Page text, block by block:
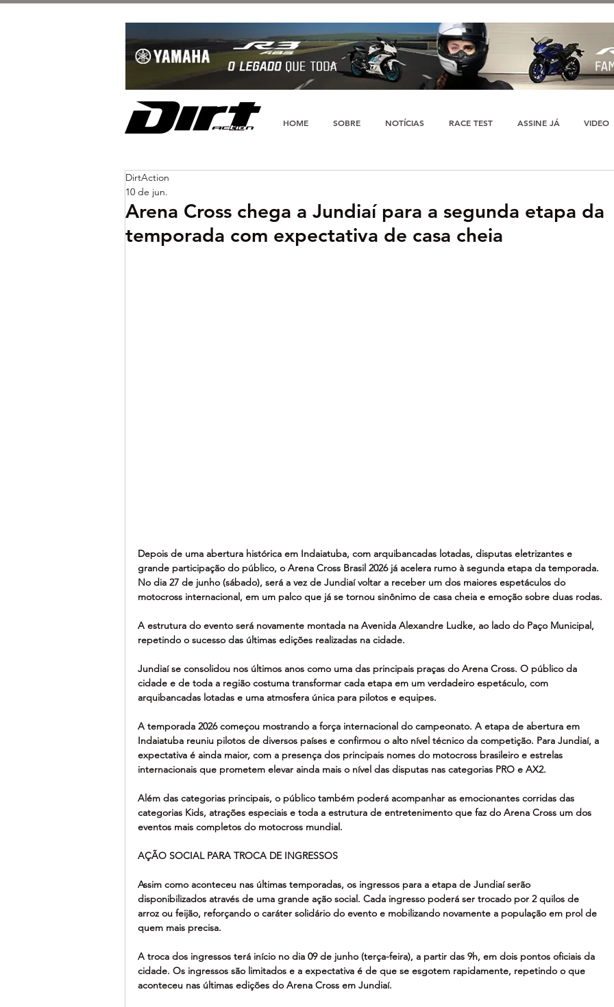
HOME SOBRE NOTÍCIAS RACE TEST ASSINE JÁ VIDEO
Arena Cross chega a Jundiaí para a segunda etapa da
temporada com expectativa de casa cheia
DirtAction
10 de jun.
Depois de uma abertura histórica em Indaiatuba, com arquibancadas lotadas, disputas eletrizantes e
grande participação do público, o Arena Cross Brasil 2026 já acelera rumo à segunda etapa da temporada.
No dia 27 de junho (sábado), será a vez de Jundiaí voltar a receber um dos maiores espetáculos do
motocross internacional, em um palco que já se tornou sinônimo de casa cheia e emoção sobre duas rodas.
A estrutura do evento será novamente montada na Avenida Alexandre Ludke, ao lado do Paço Municipal,
repetindo o sucesso das últimas edições realizadas na cidade.
Jundiaí se consolidou nos últimos anos como uma das principais praças do Arena Cross. O público da
cidade e de toda a região costuma transformar cada etapa em um verdadeiro espetáculo, com
arquibancadas lotadas e uma atmosfera única para pilotos e equipes.
A temporada 2026 começou mostrando a força internacional do campeonato. A etapa de abertura em
Indaiatuba reuniu pilotos de diversos países e confirmou o alto nível técnico da competição. Para Jundiaí, a
expectativa é ainda maior, com a presença dos principais nomes do motocross brasileiro e estrelas
internacionais que prometem elevar ainda mais o nível das disputas nas categorias PRO e AX2.
Além das categorias principais, o público também poderá acompanhar as emocionantes corridas das
categorias Kids, atrações especiais e toda a estrutura de entretenimento que faz do Arena Cross um dos
eventos mais completos do motocross mundial.
AÇÃO SOCIAL PARA TROCA DE INGRESSOS
Assim como aconteceu nas últimas temporadas, os ingressos para a etapa de Jundiaí serão
disponibilizados através de uma grande ação social. Cada ingresso poderá ser trocado por 2 quilos de
arroz ou feijão, reforçando o caráter solidário do evento e mobilizando novamente a população em prol de
quem mais precisa.
A troca dos ingressos terá início no dia 09 de junho (terça-feira), a partir das 9h, em dois pontos oficiais da
cidade. Os ingressos são limitados e a expectativa é de que se esgotem rapidamente, repetindo o que
aconteceu nas últimas edições do Arena Cross em Jundiaí.